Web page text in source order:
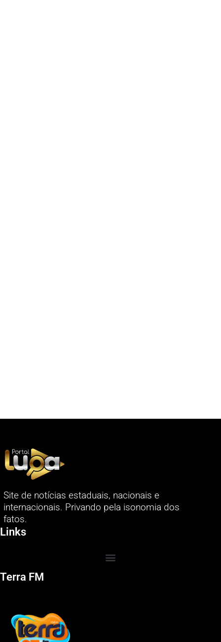
Site de notícias estaduais, nacionais e
internacionais. Privando pela isonomia dos
fatos.
Links
Terra FM